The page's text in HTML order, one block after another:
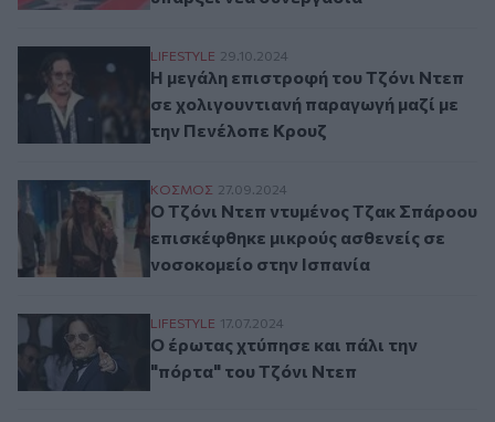
Η μεγάλη επιστροφή του Τζόνι Ντεπ σε
LIFESTYLE 29.10.2024
Η μεγάλη επιστροφή του Τζόνι Ντεπ
σε χολιγουντιανή παραγωγή μαζί με
την Πενέλοπε Κρουζ
Ο Τζόνι Ντεπ ντυμένος Τζακ Σπάροου
ΚΟΣΜΟΣ 27.09.2024
Ο Τζόνι Ντεπ ντυμένος Τζακ Σπάροου
επισκέφθηκε μικρούς ασθενείς σε
νοσοκομείο στην Ισπανία
Ο έρωτας χτύπησε και πάλι την "πόρτα"
LIFESTYLE 17.07.2024
Ο έρωτας χτύπησε και πάλι την
"πόρτα" του Τζόνι Ντεπ